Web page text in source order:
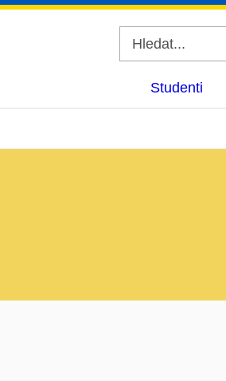
Studenti